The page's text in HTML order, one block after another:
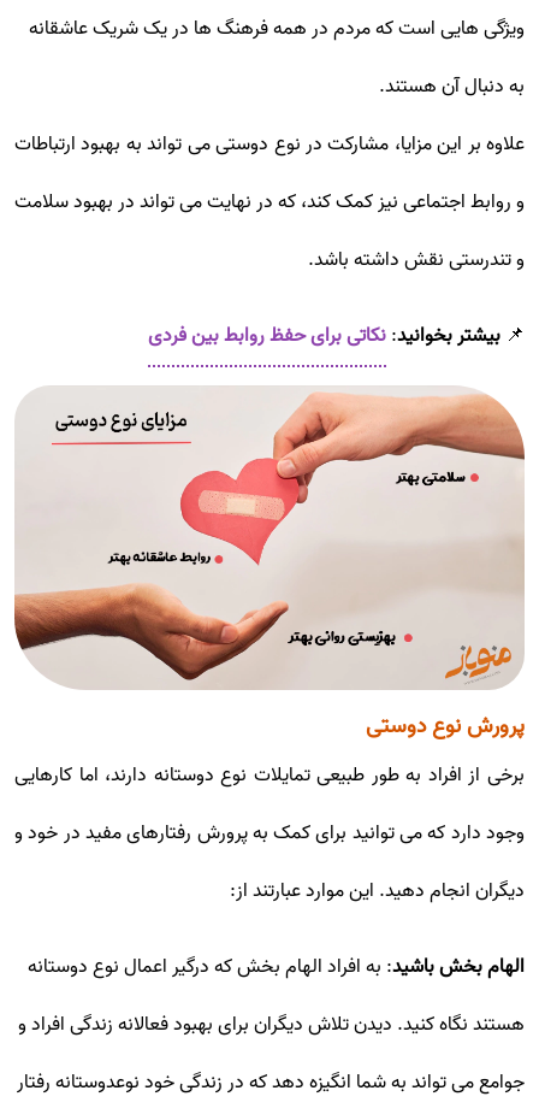
ویژگی هایی است که مردم در همه فرهنگ ها در یک شریک عاشقانه
به دنبال آن هستند.
علاوه بر این مزایا، مشارکت در نوع دوستی می تواند به بهبود ارتباطات
و روابط اجتماعی نیز کمک کند، که در نهایت می تواند در بهبود سلامت
و تندرستی نقش داشته باشد.
📌 بیشتر بخوانید:نکاتی برای حفظ روابط بین فردی
پرورش نوع دوستی
برخی از افراد به طور طبیعی تمایلات نوع دوستانه دارند، اما کارهایی
وجود دارد که می توانید برای کمک به پرورش رفتارهای مفید در خود و
دیگران انجام دهید. این موارد عبارتند از:
الهام بخش باشید: به افراد الهام بخش که درگیر اعمال نوع دوستانه
هستند نگاه کنید. دیدن تلاش دیگران برای بهبود فعالانه زندگی افراد و
جوامع می تواند به شما انگیزه دهد که در زندگی خود نوعدوستانه رفتار